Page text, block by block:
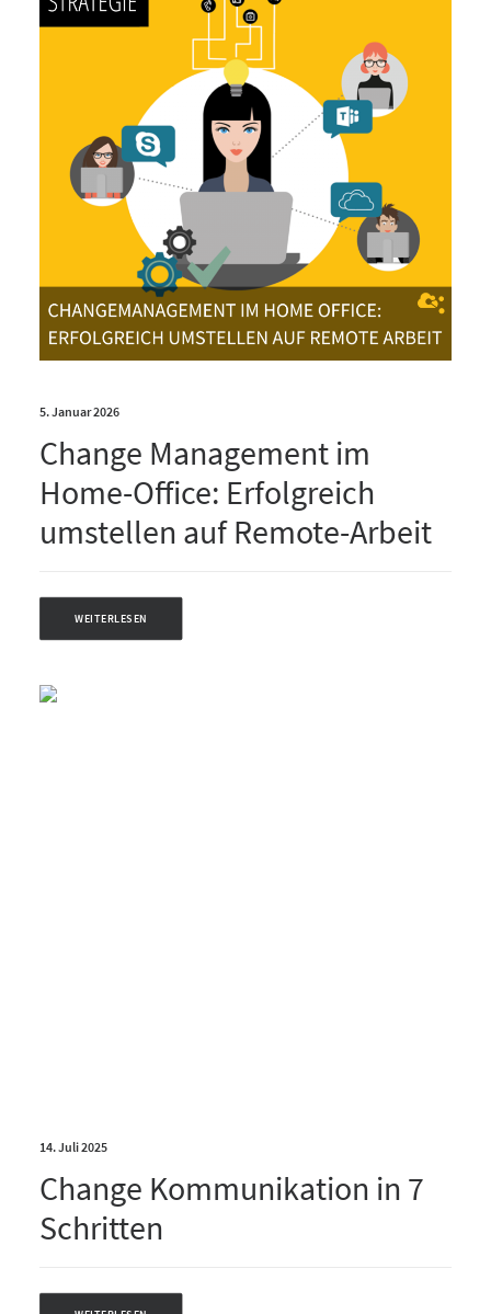
5. Januar 2026
Change Management im
Home-Office: Erfolgreich
umstellen auf Remote-Arbeit
WEITERLESEN
14. Juli 2025
Change Kommunikation in 7
Schritten